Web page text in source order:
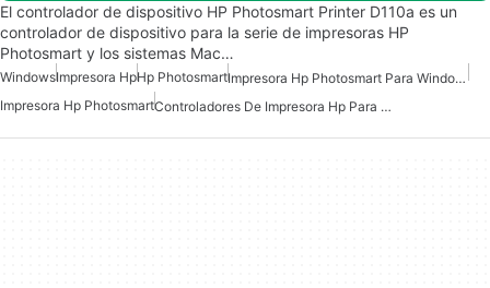
El controlador de dispositivo HP Photosmart Printer D110a es un
controlador de dispositivo para la serie de impresoras HP
Photosmart y los sistemas Mac…
WindowsImpresora HpHp Photosmart
Impresora Hp Photosmart Para Windows 10
Impresora Hp Photosmart
Controladores De Impresora Hp Para Windows 10